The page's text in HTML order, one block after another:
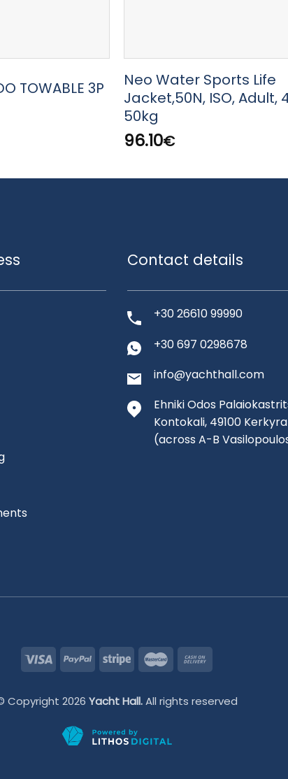
TOWABLE 3P
Neo Water Sports Life
Jacket,50N, ISO, Adult,
50kg
96.10€
Contact details
+30 26610 99990
+30 697 0298678
info@yachthall.com
Ehniki Odos
Kontokali, 49100 Kerkyra
(across A-B
Copyright 2026 Yacht Hall.All rights reserved